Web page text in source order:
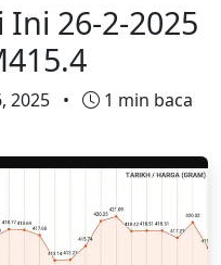
26-2-2025
2025 • 1 min baca